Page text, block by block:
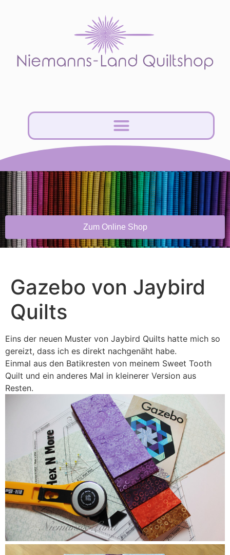
Zum Online Shop
Gazebo von Jaybird
Quilts
Eins der neuen Muster von Jaybird Quilts hatte mich so
gereizt, dass ich es direkt nachgenäht habe.
Einmal aus den Batikresten von meinem Sweet Tooth
Quilt und ein anderes Mal in kleinerer Version aus
Resten.